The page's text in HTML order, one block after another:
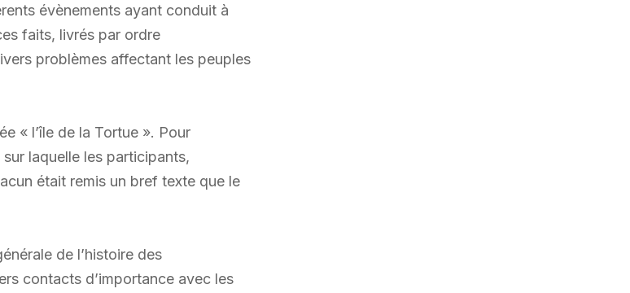
évènements ayant conduit à
faits, livrés par ordre
problèmes affectant les peuples
« l’île de la Tortue ». Pour
laquelle les participants,
était remis un bref texte que le
de l’histoire des
contacts d’importance avec les